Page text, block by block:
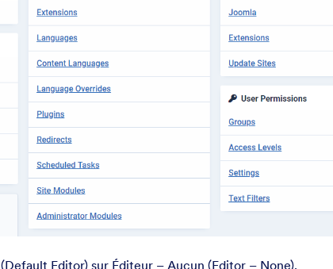
(Default Editor) sur Éditeur – Aucun (Editor – None).